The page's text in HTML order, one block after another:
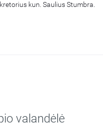
kun. Saulius Stumbra.
valandėlė